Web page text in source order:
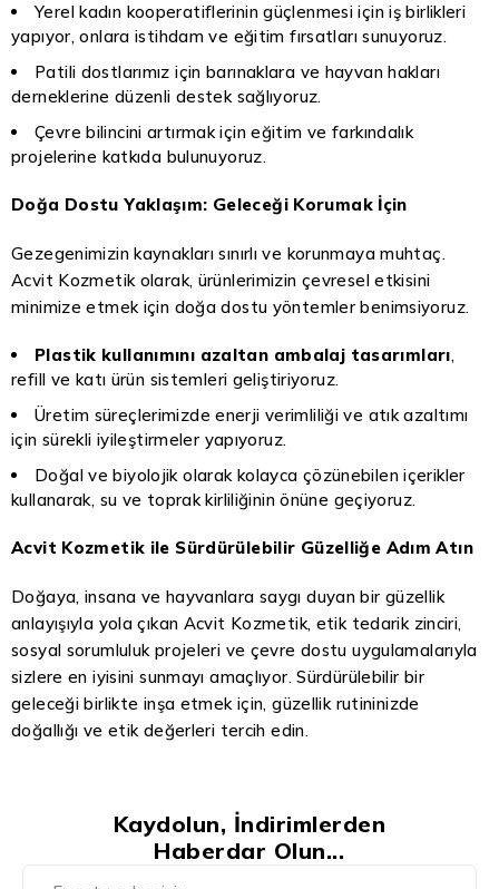
Yerel kadın kooperatiflerinin güçlenmesi için iş birlikleri
yapıyor, onlara istihdam ve eğitim fırsatları sunuyoruz.
Patili dostlarımız için barınaklara ve hayvan hakları
derneklerine düzenli destek sağlıyoruz.
Çevre bilincini artırmak için eğitim ve farkındalık
projelerine katkıda bulunuyoruz.
Doğa Dostu Yaklaşım: Geleceği Korumak İçin
Gezegenimizin kaynakları sınırlı ve korunmaya muhtaç.
Acvit Kozmetik olarak, ürünlerimizin çevresel etkisini
minimize etmek için doğa dostu yöntemler benimsiyoruz.
Plastik kullanımını azaltan ambalaj tasarımları,
refill ve katı ürün sistemleri geliştiriyoruz.
Üretim süreçlerimizde enerji verimliliği ve atık azaltımı
için sürekli iyileştirmeler yapıyoruz.
Doğal ve biyolojik olarak kolayca çözünebilen içerikler
kullanarak, su ve toprak kirliliğinin önüne geçiyoruz.
Acvit Kozmetik ile Sürdürülebilir Güzelliğe Adım Atın
Doğaya, insana ve hayvanlara saygı duyan bir güzellik
anlayışıyla yola çıkan Acvit Kozmetik, etik tedarik zinciri,
sosyal sorumluluk projeleri ve çevre dostu uygulamalarıyla
sizlere en iyisini sunmayı amaçlıyor. Sürdürülebilir bir
geleceği birlikte inşa etmek için, güzellik rutininizde
doğallığı ve etik değerleri tercih edin.
Kaydolun, İndirimlerden
Haberdar Olun...